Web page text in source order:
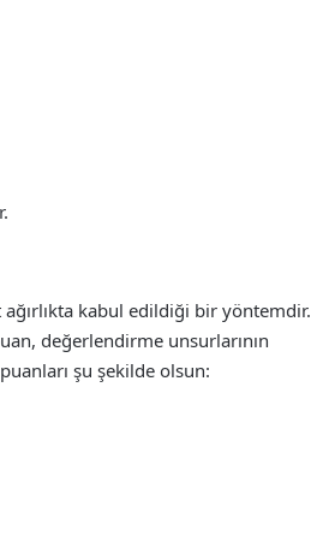
kabul edildiği bir yöntemdir.
değerlendirme unsurlarının
şu şekilde olsun: